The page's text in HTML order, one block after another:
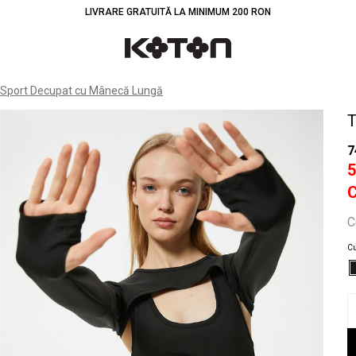
LIVRARE GRATUITĂ LA MINIMUM 200 RON
Decupat cu Mânecă Lungă